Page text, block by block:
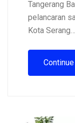
Tangerang
pelancaran
Kota Serang…
Continue